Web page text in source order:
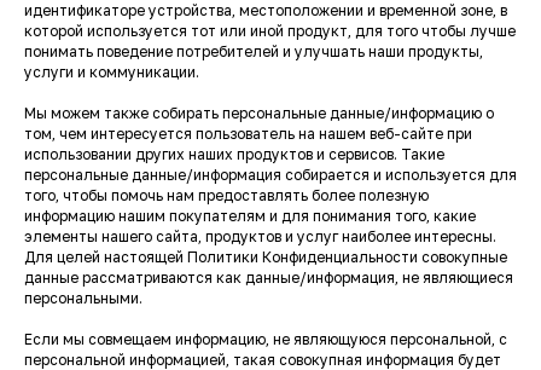
идентификаторе устройства, местоположении и временной зоне, в
которой используется тот или иной продукт, для того чтобы лучше
понимать поведение потребителей и улучшать наши продукты,
услуги и коммуникации.
Мы можем также собирать персональные данные/информацию о
том, чем интересуется пользователь на нашем веб-сайте при
использовании других наших продуктов и сервисов. Такие
персональные данные/информация собирается и используется для
того, чтобы помочь нам предоставлять более полезную
информацию нашим покупателям и для понимания того, какие
элементы нашего сайта, продуктов и услуг наиболее интересны.
Для целей настоящей Политики Конфиденциальности совокупные
данные рассматриваются как данные/информация, не являющиеся
персональными.
Если мы совмещаем информацию, не являющуюся персональной, с
персональной информацией, такая совокупная информация будет